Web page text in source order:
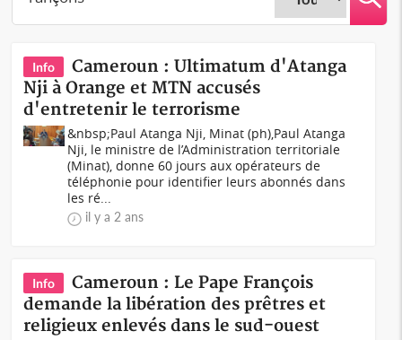
Info
Cameroun : Ultimatum d'Atanga
Nji à Orange et MTN accusés
d'entretenir le terrorisme
&nbsp;Paul Atanga Nji, Minat (ph),Paul Atanga
Nji, le ministre de l’Administration territoriale
(Minat), donne 60 jours aux opérateurs de
téléphonie pour identifier leurs abonnés dans
les ré...
il y a 2 ans
Info
Cameroun : Le Pape François
demande la libération des prêtres et
religieux enlevés dans le sud-ouest